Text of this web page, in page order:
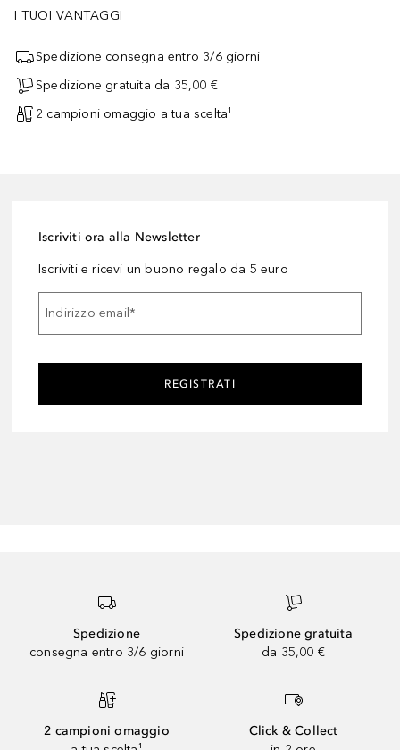
I TUOI VANTAGGI
Spedizione consegna entro 3/6 giorni
Spedizione gratuita da 35,00 €
2 campioni omaggio a tua scelta¹
Iscriviti ora alla Newsletter
Iscriviti e ricevi un buono regalo da 5 euro
Indirizzo email*
REGISTRATI
Spedizione
consegna entro 3/6 giorni
Spedizione gratuita
da 35,00 €
2 campioni omaggio
Click & Collect